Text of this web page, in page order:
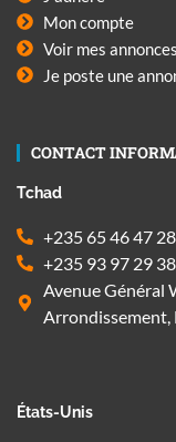
Mon compte
Voir mes annonces
Je poste une
CONTACT
Tchad
+235 65 46 47 28
+235 93 97 29 38
Avenue Général
Arrondissement,
États-Unis